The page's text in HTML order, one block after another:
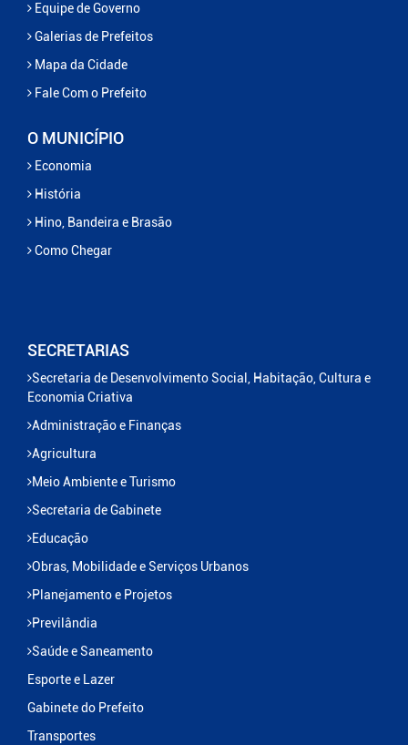
Equipe de Governo
Galerias de Prefeitos
Mapa da Cidade
Fale Com o Prefeito
O MUNICÍPIO
Economia
História
Hino, Bandeira e Brasão
Como Chegar
SECRETARIAS
Secretaria de Desenvolvimento Social, Habitação, Cultura e
Economia Criativa
Administração e Finanças
Agricultura
Meio Ambiente e Turismo
Secretaria de Gabinete
Educação
Obras, Mobilidade e Serviços Urbanos
Planejamento e Projetos
Previlândia
Saúde e Saneamento
Esporte e Lazer
Gabinete do Prefeito
Transportes